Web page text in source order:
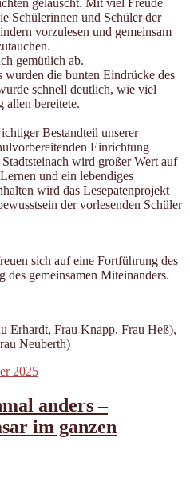
gelauscht. Mit viel Freude
Schülerinnen und Schüler der
vorzulesen und gemeinsam
gemütlich ab.
wurden die bunten Eindrücke des
schnell deutlich, wie viel
allen bereitete.
Bestandteil unserer
Einrichtung
wird großer Wert auf
und ein lebendiges
wird das Lesepatenprojekt
der vorlesenden Schüler
sich auf eine Fortführung des
des gemeinsamen Miteinanders.
Erhardt, Frau Knapp, Frau Heß),
Neuberth)
2025
anders –
im ganzen